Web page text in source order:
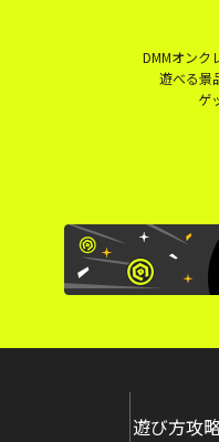
DMMオンク
遊べる景
ゲ
遊び方攻